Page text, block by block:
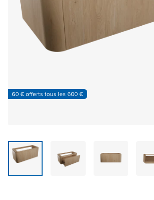
60 € offerts tous les 600 €